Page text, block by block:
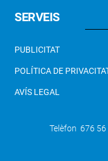
SERVEIS
PUBLICITAT
POLÍTICA DE
AVÍS LEGAL
Telèfon 676